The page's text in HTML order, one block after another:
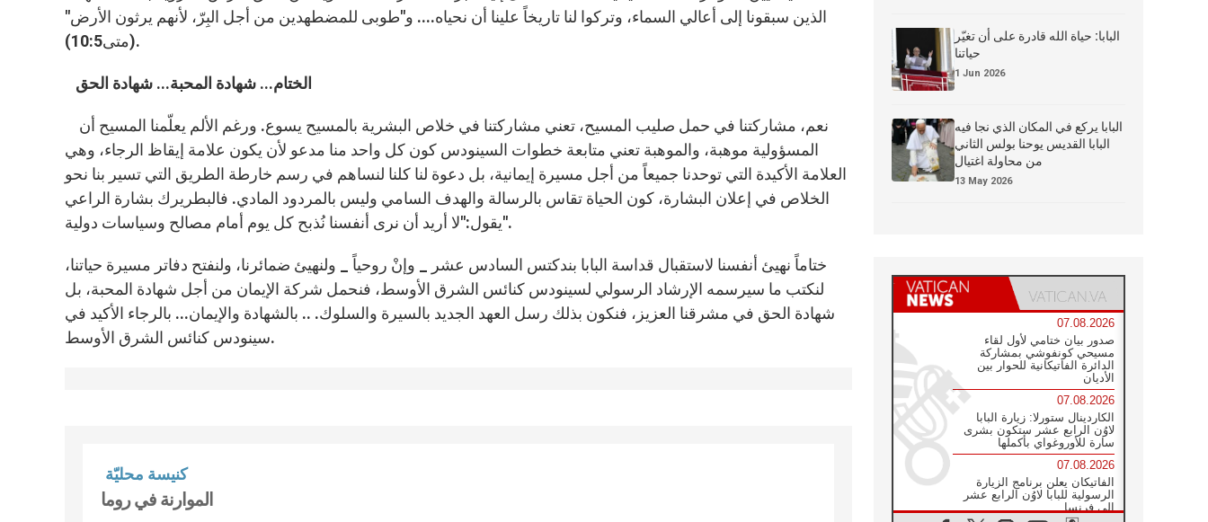
الذين سبقونا إلى أعالي السماء، وتركوا لنا تاريخاً علينا أن نحياه.... و"طوبى للمضطهدين من أجل البِرّ، لأنهم يرثون الأرض"
(متى10:5).
الختام... شهادة المحبة... شهادة الحق
المسؤولية موهبة، والموهبة تعني متابعة خطوات السينودس كون كل واحد منا مدعو لأن يكون علامة إيقاظ الرجاء، وهي
العلامة الأكيدة التي توحدنا جميعاً من أجل مسيرة إيمانية، بل دعوة لنا كلنا لنساهم في رسم خارطة الطريق التي تسير بنا نحو
الخلاص في إعلان البشارة، كون الحياة تقاس بالرسالة والهدف السامي وليس بالمردود المادي. فالبطريرك بشارة الراعي
يقول:"لا أريد أن نرى أنفسنا نُذبح كل يوم أمام مصالح وسياسات دولية".
ختاماً نهيئ أنفسنا لاستقبال قداسة البابا بندكتس السادس عشر _ وإنْ روحياً _ ولنهيئ ضمائرنا، ولنفتح دفاتر مسيرة حياتنا،
لنكتب ما سيرسمه الإرشاد الرسولي لسينودس كنائس الشرق الأوسط، فنحمل شركة الإيمان من أجل شهادة المحبة، بل
شهادة الحق في مشرقنا العزيز، فنكون بذلك رسل العهد الجديد بالسيرة والسلوك. .. بالشهادة والإيمان... بالرجاء الأكيد في
سينودس كنائس الشرق الأوسط.
كنيسة محليّة
الموارنة في روما
البابا: حياة الله قادرة على أن تغيّر
حياتنا
1 Jun 2026
البابا يركع في المكان الذي نجا فيه
البابا القديس يوحنا بولس الثاني
من محاولة اغتيال
13 May 2026
07.08.2026
صدور بيان ختامي لأول لقاء
مسيحي كونفوشي بمشاركة
الدائرة الفاتيكانية للحوار بين
الأديان
07.08.2026
الكاردينال ستورلا: زيارة البابا
لاوُن الرابع عشر ستكون بشرى
سارة للأوروغواي بأكملها
07.08.2026
الفاتيكان يعلن برنامج الزيارة
الرسولية للبابا لاوُن الرابع عشر
إلى فرنسا